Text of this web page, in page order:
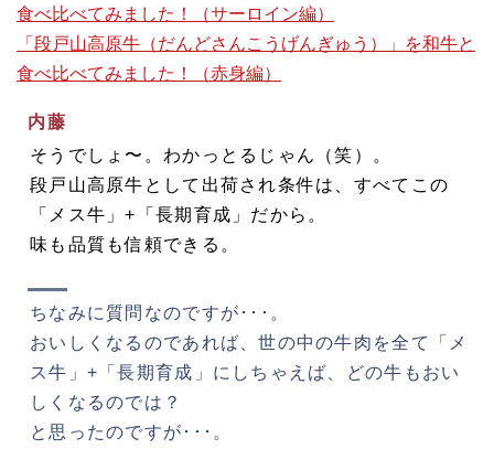
食べ比べてみました！（サーロイン編）
「段戸山高原牛（だんどさんこうげんぎゅう）」を和牛と
食べ比べてみました！（赤身編）
内藤
そうでしょ〜。わかっとるじゃん（笑）。
段戸山高原牛として出荷され条件は、すべてこの
「メス牛」+「長期育成」だから。
味も品質も信頼できる。
ちなみに質問なのですが･･･。
おいしくなるのであれば、世の中の牛肉を全て「メ
ス牛」+「長期育成」にしちゃえば、どの牛もおい
しくなるのでは？
と思ったのですが･･･。